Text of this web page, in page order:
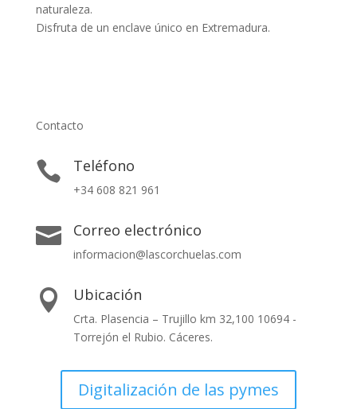
naturaleza.
Disfruta de un enclave único en Extremadura.
Contacto
 Teléfono
+34 608 821 961
 Correo electrónico
informacion@lascorchuelas.com
 Ubicación
Crta. Plasencia – Trujillo km 32,100 10694 -
Torrejón el Rubio. Cáceres.
Digitalización de las pymes